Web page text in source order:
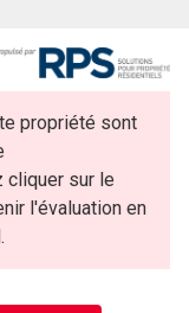
propriété sont
cliquer sur le
l'évaluation en